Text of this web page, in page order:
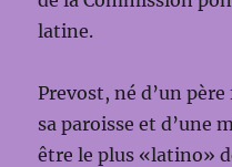
latine.
Prevost, né d’un
sa paroisse et d’une
être le plus «latino»